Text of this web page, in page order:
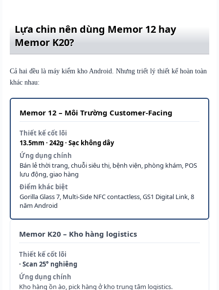
Lựa chin nên dùng Memor 12 hay
Memor K20?
Cả hai đều là máy kiểm kho Android. Nhưng triết lý thiết kế hoàn toàn
khác nhau:
Memor 12 – Môi Trường Customer-Facing
Thiết kế cốt lõi
13.5mm · 242g · Sạc không dây
Ứng dụng chính
Bán lẻ thời trang, chuỗi siêu thị, bệnh viện, phòng khám, POS
lưu động, giao hàng
Điểm khác biệt
Gorilla Glass 7, Multi-Side NFC contactless, GS1 Digital Link, 8
năm Android
Memor K20 – Kho hàng logistics
Thiết kế cốt lõi
· Scan 25° nghiêng
Ứng dụng chính
Kho hàng ồn ào, pick hàng ở kho trung tâm logistics.